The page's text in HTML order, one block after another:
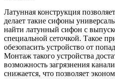
Латунная конструкция
делает такие сифоны
найти латунный сифон с
специальной сеточкой. Такое
обезопасить устройство от
Монтаж такого устройства
возможность загрязнения
снижается, что позволяет